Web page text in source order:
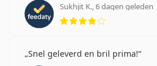
Sukhjit K., 6 dagen geleden
Snel geleverd en bril prima!